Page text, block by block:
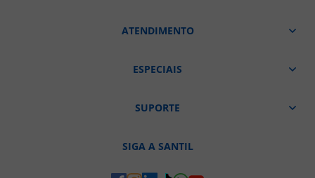
ATENDIMENTO
ESPECIAIS
SUPORTE
SIGA A SANTIL